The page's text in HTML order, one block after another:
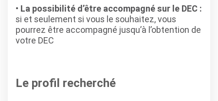
La possibilité d’être accompagné sur le DEC :
si et seulement si vous le souhaitez, vous
pourrez être accompagné jusqu’à l’obtention de
votre DEC
Le profil recherché